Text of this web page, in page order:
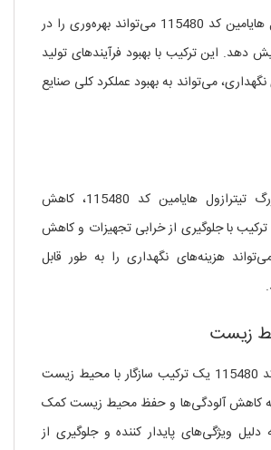
استفاده از تیترازول هایامین کد 115480 می‌تواند بهره‌وری را در
دهد. این ترکیب با بهبود فرآیندهای تولید
می‌تواند به بهبود عملکرد کلی صنایع
یکی از مزایای بزرگ تیترازول هایامین کد 115480، کاهش
با جلوگیری از خرابی تجهیزات و کاهش
هزینه‌های نگهداری را به طور قابل
زیست
تیترازول هایامین کد 115480 یک ترکیب سازگار با محیط زیست
کاهش آلودگی‌ها و حفظ محیط زیست کمک
ویژگی‌های پایدار کننده و جلوگیری از